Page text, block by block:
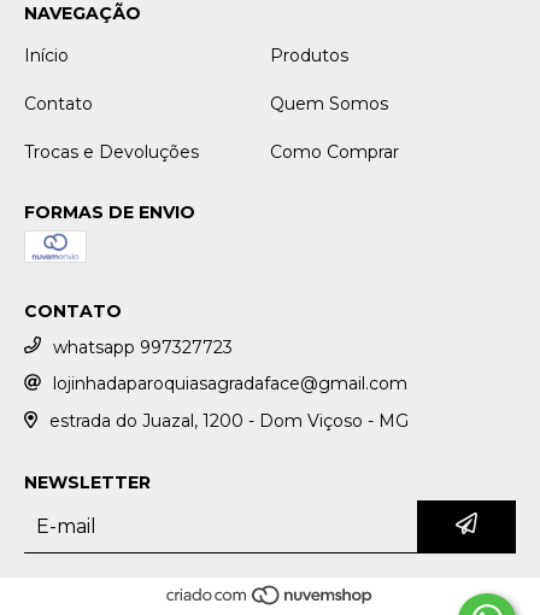
NAVEGAÇÃO
Início
Produtos
Contato Quem Somos
Trocas e Devoluções Como Comprar
FORMAS DE ENVIO
CONTATO
whatsapp 997327723
lojinhadaparoquiasagradaface@gmail.com
estrada do Juazal, 1200 - Dom Viçoso - MG
NEWSLETTER